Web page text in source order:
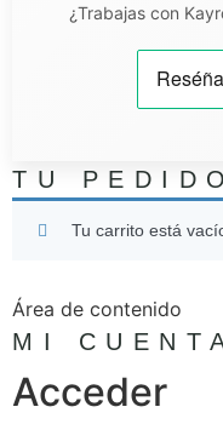
¿Trabajas con
TU PEDIDO
Tu carrito está
Área de contenido
MI
Acceder